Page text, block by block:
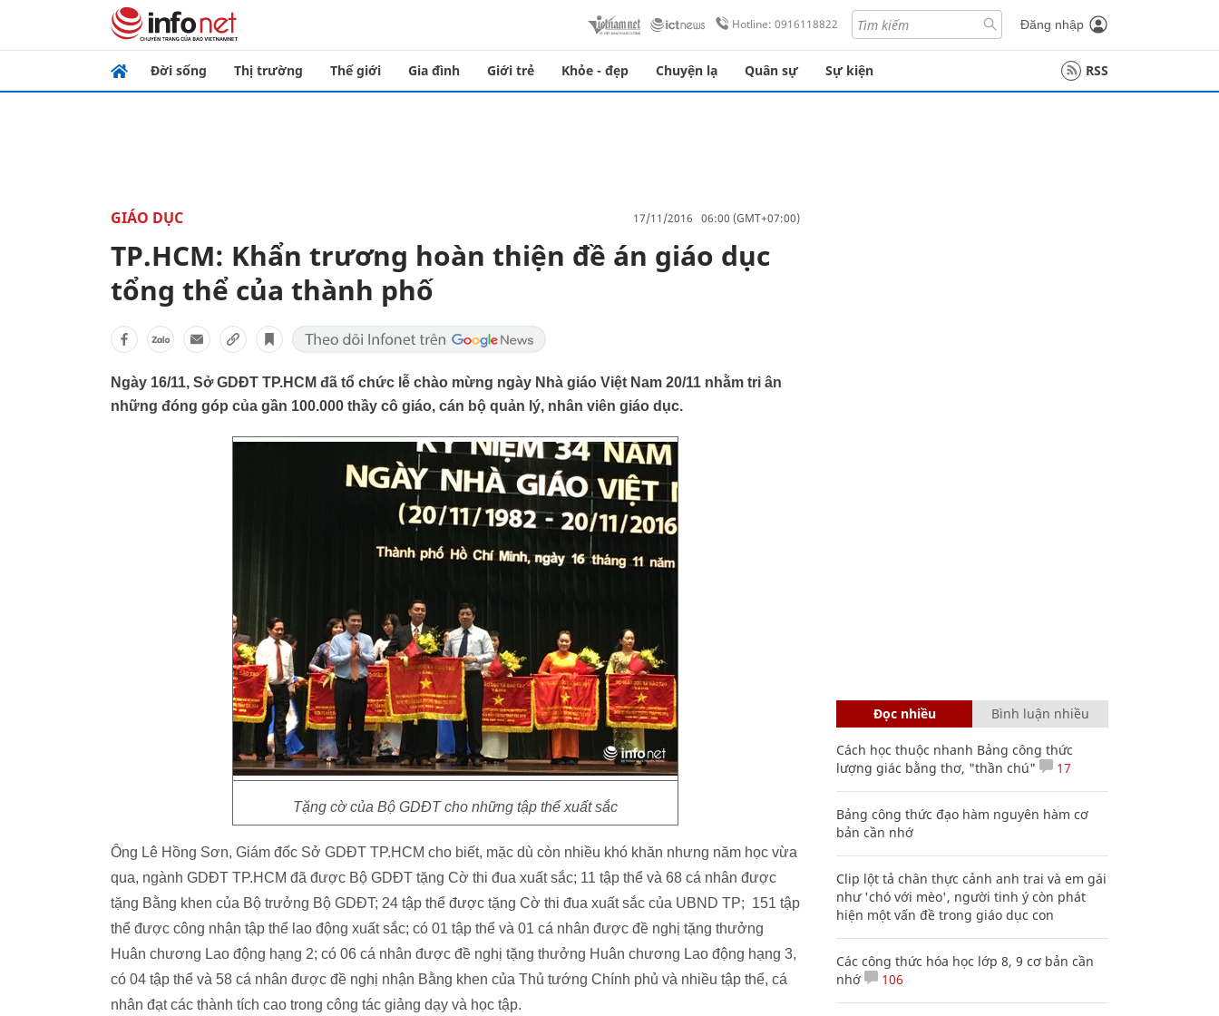
Hotline: 0916118822 Đăng nhập
Đời sống Thị trường Thế giới Gia đình Giới trẻ Khỏe - đẹp Chuyện lạ Quân sự Sự kiện RSS
GIÁO DỤC 17/11/2016 06:00 (GMT+07:00)
TP.HCM: Khẩn trương hoàn thiện đề án giáo dục
tổng thể của thành phố
Ngày 16/11, Sở GDĐT TP.HCM đã tổ chức lễ chào mừng ngày Nhà giáo Việt Nam 20/11 nhằm tri ân
những đóng góp của gần 100.000 thầy cô giáo, cán bộ quản lý, nhân viên giáo dục.
Tặng cờ của Bộ GDĐT cho những tập thể xuất sắc
Ông Lê Hồng Sơn, Giám đốc Sở GDĐT TP.HCM cho biết, mặc dù còn nhiều khó khăn nhưng năm học vừa
qua, ngành GDĐT TP.HCM đã được Bộ GDĐT tặng Cờ thi đua xuất sắc; 11 tập thể và 68 cá nhân được
tặng Bằng khen của Bộ trưởng Bộ GDĐT; 24 tập thể được tặng Cờ thi đua xuất sắc của UBND TP; 151 tập
thể được công nhận tập thể lao động xuất sắc; có 01 tập thể và 01 cá nhân được đề nghị tặng thưởng
Huân chương Lao động hạng 2; có 06 cá nhân được đề nghị tặng thưởng Huân chương Lao động hạng 3,
có 04 tập thể và 58 cá nhân được đề nghị nhận Bằng khen của Thủ tướng Chính phủ và nhiều tập thể, cá
nhân đạt các thành tích cao trong công tác giảng dạy và học tập.
Đọc nhiều Bình luận nhiều
Cách học thuộc nhanh Bảng công thức
lượng giác bằng thơ, "thần chú"
17
Bảng công thức đạo hàm nguyên hàm cơ
bản cần nhớ
Clip lột tả chân thực cảnh anh trai và em gái
như 'chó với mèo', người tinh ý còn phát
hiện một vấn đề trong giáo dục con
Các công thức hóa học lớp 8, 9 cơ bản cần
nhớ
106